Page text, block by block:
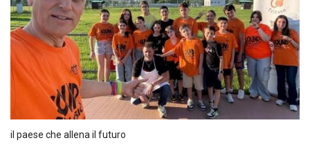
il paese che allena il futuro